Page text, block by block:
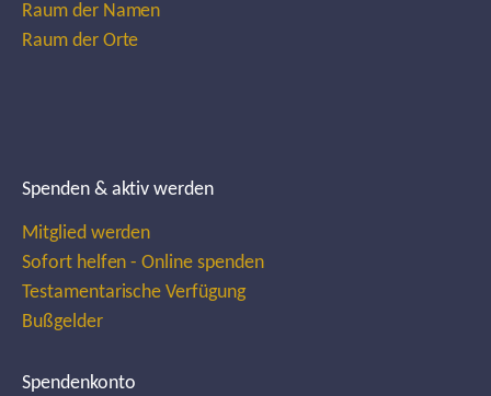
Raum der Namen
Raum der Orte
Spenden & aktiv werden
Mitglied werden
Sofort helfen - Online spenden
Testamentarische Verfügung
Bußgelder
Spendenkonto